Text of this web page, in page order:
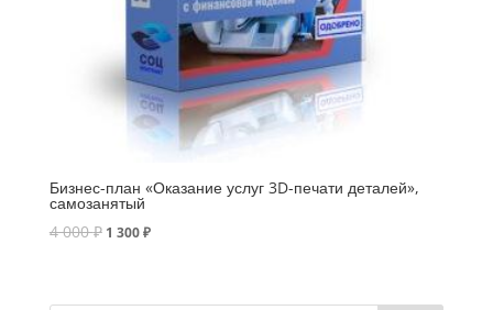
Бизнес-план «Оказание услуг 3D-печати деталей»,
самозанятый
4 000₽ 1 300₽